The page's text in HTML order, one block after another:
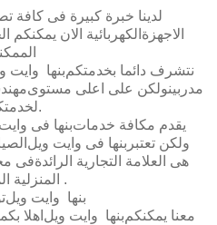
لدينا خبرة كبيرة فى كافة
الاجهزةالكهربائية الان
وايت بنهانتشرف دائما بخدمتكم
مدربينولكن على اعلى مستوى
.
فى بنهايقدم مكافة خدمات
وايت ويل فى بنها ولكن تعتبر
هى العلامة التجارية الرائدةفى
المنزلية .
وايت ويل بنها
اهلا وايت ويل بنهامعنا يمكنكم